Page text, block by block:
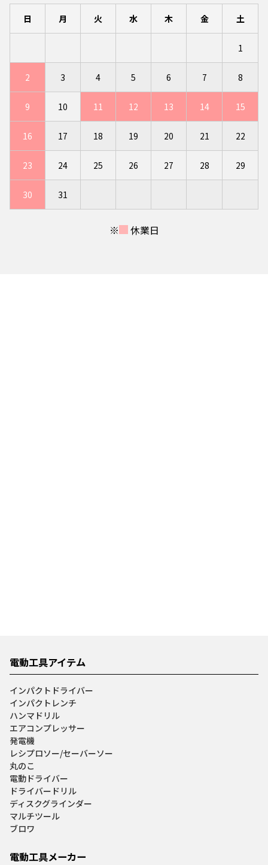
日 月 火 水 木 金 土
1
2 3 4 5 6 7 8
9 10 11 12 13 14 15
16 17 18 19 20 21 22
23 24 25 26 27 28 29
30 31
※ 休業日
電動工具アイテム
インパクトドライバー
インパクトレンチ
ハンマドリル
エアコンプレッサー
発電機
レシプロソー/セーバーソー
丸のこ
電動ドライバー
ドライバードリル
ディスクグラインダー
マルチツール
ブロワ
電動工具メーカー